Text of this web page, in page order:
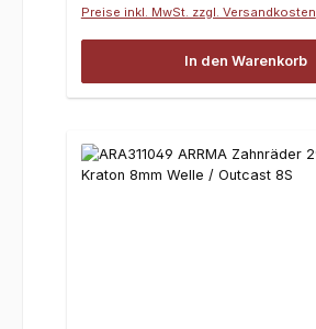
Preise inkl. MwSt. zzgl. Versandkosten
In den Warenkorb